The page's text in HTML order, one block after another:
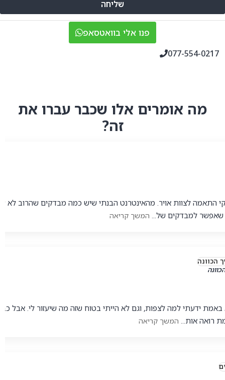
שליחה
פנו אלי בוואטסאפ
077-554-0217
מה אומרים אלו שכבר עברו את
זה?
התאמה לצוות אויר. מהאינטרנט הבנתי שיש כמה מבדקים שהרוב לא
למבדקים של... המשך קריאה
ידעתי למה לצפות, וגם לא הייתי בטוח שזה מה שיעזור לי. אבל
רואה אות... המשך קריאה